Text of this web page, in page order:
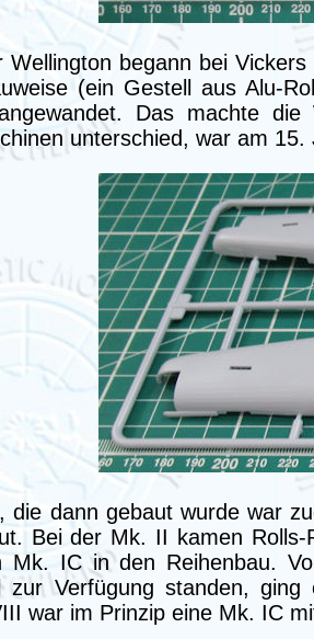
Wellington begann bei
(ein Gestell aus Alu-
Das machte
unterschied, war am
die dann gebaut wurde war
Bei der Mk. II kamen
Mk. IC in den Reihenbau.
zur Verfügung standen,
war im Prinzip eine Mk. IC